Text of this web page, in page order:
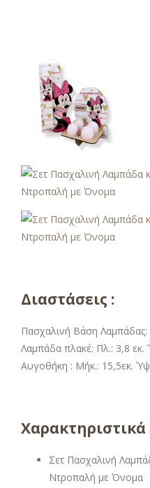
Διαστάσεις :
Πασχαλινή Βάση
Λαμπάδα πλακέ: Πλ.: 3,8 εκ.
Αυγοθήκη : Μήκ.: 15,5εκ.
Χαρακτηριστικά
Σετ Πασχαλινή
Ντροπαλή με Όνομα